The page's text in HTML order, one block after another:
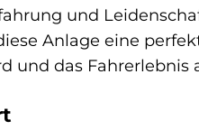
und
Anlage eine
und das Fahrerlebnis